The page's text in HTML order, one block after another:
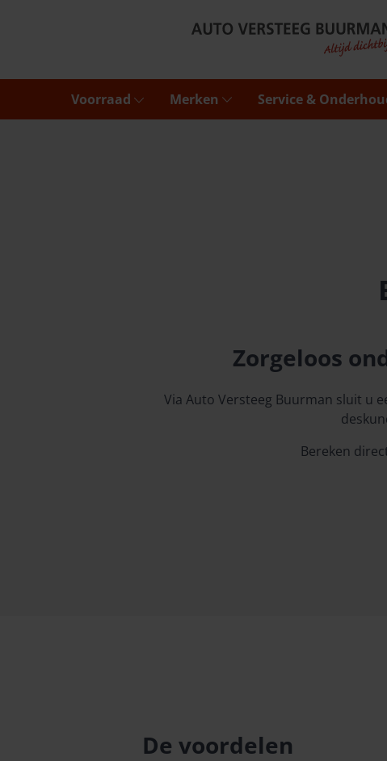
Voorraad Merken Service &
Zorgeloos
Via Auto Versteeg Buurman sluit u
Bereken
De voordelen